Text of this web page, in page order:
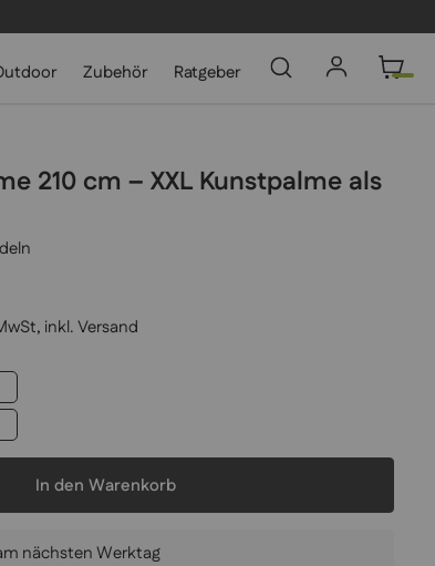
Zubehör Ratgeber
210 cm – XXL Kunstpalme als
inkl.Versand
In den Warenkorb
nächsten Werktag